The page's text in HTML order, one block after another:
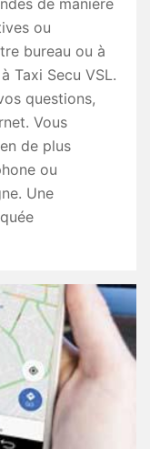
de manière
ou
bureau ou à
Taxi Secu VSL.
questions,
Vous
de plus
ou
Une